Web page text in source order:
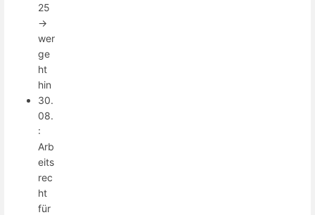
25
->
wer
ge
ht
hin
30.
08.
:
Arb
eits
rec
ht
für